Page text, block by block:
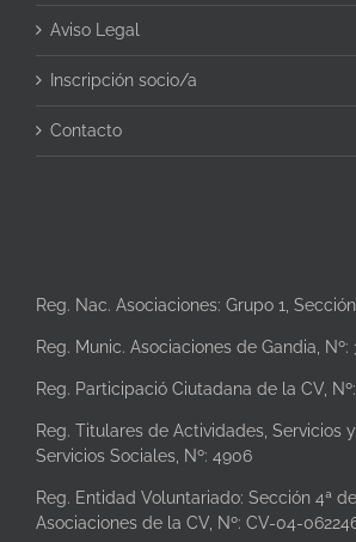
Aviso Legal
Inscripción socio/a
Contacto
Reg. Nac. Asociaciones: Grupo 1,
Reg. Munic. Asociaciones de Gandia, Nº:
Reg. Participació Ciutadana de la CV,
Reg. Titulares de Actividades, Servicios
Servicios Sociales, Nº: 4906
Reg. Entidad Voluntariado: Sección 4ª
Asociaciones de la CV, Nº: CV-04-